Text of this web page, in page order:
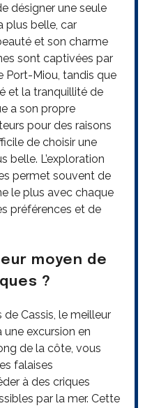
désigner une seule
plus belle, car
et son charme
sont captivées par
Port-Miou, tandis que
et la tranquillité de
a son propre
pour des raisons
de choisir une
belle. L’exploration
permet souvent de
le plus avec chaque
préférences et de
moyen de
?
de Cassis, le meilleur
excursion en
de la côte, vous
falaises
à des criques
par la mer. Cette